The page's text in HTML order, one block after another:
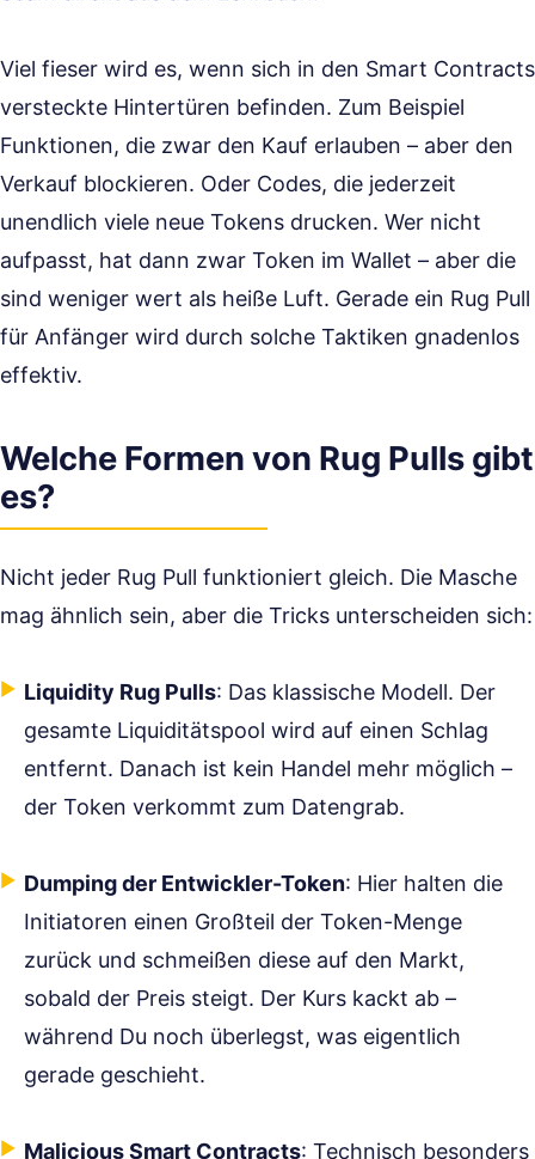
Viel fieser wird es, wenn sich in den Smart Contracts
versteckte Hintertüren befinden. Zum Beispiel
Funktionen, die zwar den Kauf erlauben – aber den
Verkauf blockieren. Oder Codes, die jederzeit
unendlich viele neue Tokens drucken. Wer nicht
aufpasst, hat dann zwar Token im Wallet – aber die
sind weniger wert als heiße Luft. Gerade ein Rug Pull
für Anfänger wird durch solche Taktiken gnadenlos
effektiv.
Welche Formen von Rug Pulls gibt
es?
Nicht jeder Rug Pull funktioniert gleich. Die Masche
mag ähnlich sein, aber die Tricks unterscheiden sich:
Liquidity Rug Pulls: Das klassische Modell. Der
gesamte Liquiditätspool wird auf einen Schlag
entfernt. Danach ist kein Handel mehr möglich –
der Token verkommt zum Datengrab.
Dumping der Entwickler-Token: Hier halten die
Initiatoren einen Großteil der Token-Menge
zurück und schmeißen diese auf den Markt,
sobald der Preis steigt. Der Kurs kackt ab –
während Du noch überlegst, was eigentlich
gerade geschieht.
Malicious Smart Contracts: Technisch besonders